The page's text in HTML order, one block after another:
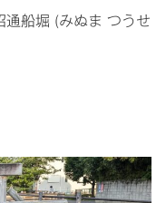
通船堀 (みぬま つうせ